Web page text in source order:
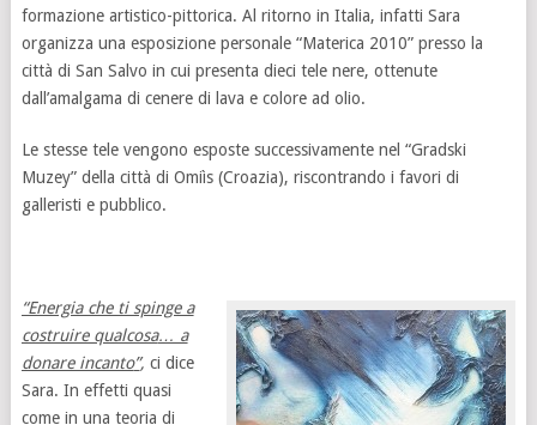
formazione artistico-pittorica. Al ritorno in Italia, infatti Sara
organizza una esposizione personale “Materica 2010” presso la
città di San Salvo in cui presenta dieci tele nere, ottenute
dall’amalgama di cenere di lava e colore ad olio.
Le stesse tele vengono esposte successivamente nel “Gradski
Muzey” della città di Omiìs (Croazia), riscontrando i favori di
galleristi e pubblico.
“Energia che ti spinge a
costruire qualcosa… a
donare incanto”, ci dice
Sara. In effetti quasi
come in una teoria di